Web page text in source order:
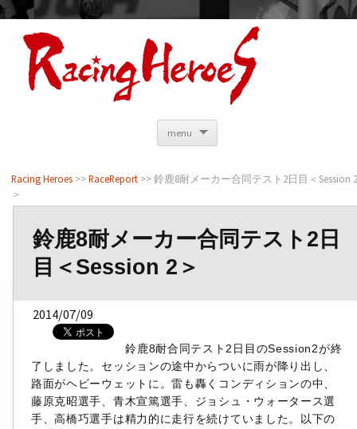
<
menu
Racing Heroes >>RaceReport >> 鈴鹿8耐メーカー合同テスト2日目＜Session
＞
鈴鹿8耐メーカー合同テスト2日
目＜Session 2＞
2014/07/09
鈴鹿8耐合同テスト2日目のSession2が終
了しました。セッションの途中からついに雨が降り出し、
路面がヘビーウェットに。雷も轟くコンディションの中、
藤原克昭選手、青木宣篤選手、ジョシュ・ウォータース選
手、高橋巧選手は精力的に走行を続けていました。以下の